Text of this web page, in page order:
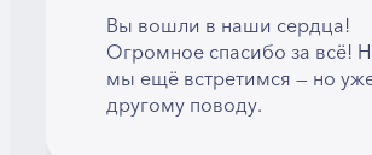
Вы вошли в наши сердца!
Огромное спасибо за всё!
мы ещё встретимся — но
другому поводу.